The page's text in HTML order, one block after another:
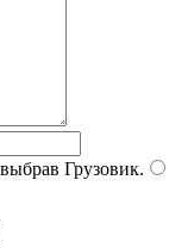
Грузовик.